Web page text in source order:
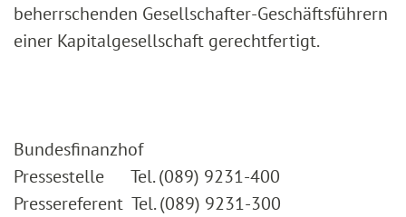
beherrschenden Gesellschafter-Geschäftsführern
einer Kapitalgesellschaft gerechtfertigt.
Bundesfinanzhof
Pressestelle Tel. (089) 9231-400
Pressereferent Tel. (089) 9231-300